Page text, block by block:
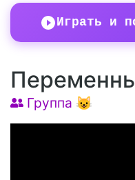
Играть и
Группа 😺